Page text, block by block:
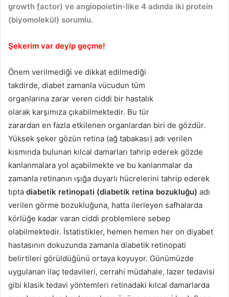
growth factor) ve angiopoietin-like 4 adında iki protein
(biyomolekül) sorumlu.
Şekerim var deyip geçme!
Önem verilmediği ve dikkat edilmediği
takdirde, diabet zamanla vücudun tüm
organlarına zarar veren ciddi bir hastalık
olarak karşımıza çıkabilmektedir. Bu tür
zarardan en fazla etkilenen organlardan biri de gözdür.
Yüksek şeker gözün retina (ağ tabakası) adı verilen
kısmında bulunan kılcal damarları tahrip ederek gözde
kanlanmalara yol açabilmekte ve bu kanlanmalar da
zamanla retinanın ışığa duyarlı hücrelerini tahrip ederek
tıpta diabetik retinopati (diabetik retina bozukluğu) adı
verilen görme bozukluğuna, hatta ilerleyen safhalarda
körlüğe kadar varan ciddi problemlere sebep
olabilmektedir. İstatistikler, hemen hemen her on diyabet
hastasının dokuzunda zamanla diabetik retinopati
belirtileri görüldüğünü ortaya koyuyor. Günümüzde
uygulanan ilaç tedavileri, cerrahi müdahale, lazer tedavisi
gibi klasik tedavi yöntemleri retinadaki kılcal damarlarda